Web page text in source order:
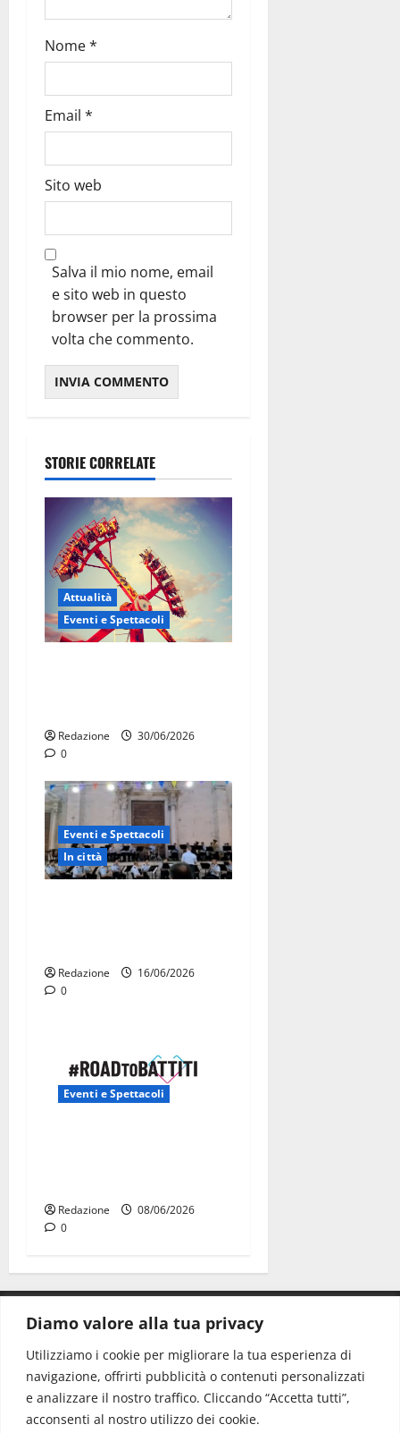
Diamo valore alla tua privacy
Utilizziamo i cookie per migliorare la tua esperienza di
navigazione, offrirti pubblicità o contenuti personalizzati
e analizzare il nostro traffico. Cliccando “Accetta tutti”,
acconsenti al nostro utilizzo dei cookie.
Nome*
Email *
Sito web
Salva il mio nome, email
e sito web in questo
browser per la prossima
volta che commento.
STORIE CORRELATE
Attualità
Eventi e Spettacoli
Redazione
30/06/2026
0
Eventi e Spettacoli
In città
Redazione
16/06/2026
0
Eventi e Spettacoli
Redazione
08/06/2026
0
CONTATTI.
Redazione: redazione@www.martinasera.it
Direttore:direttore@www.martinasera.it
Info & Commerciale:info@www.martinasera.it